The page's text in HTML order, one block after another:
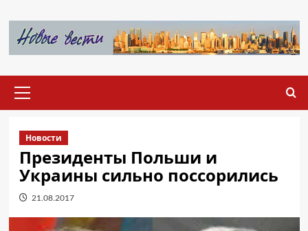
содержимому
меню
Новости
Президенты Польши и
Украины сильно поссорились
21.08.2017